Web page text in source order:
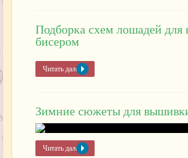
Подборка схем лошадей
бисером
Читать далее »
Зимние сюжеты для
Читать далее »